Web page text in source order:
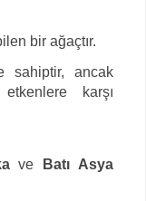
bir ağaçtır.
sahiptir, ancak
karşı
ve
Batı Asya